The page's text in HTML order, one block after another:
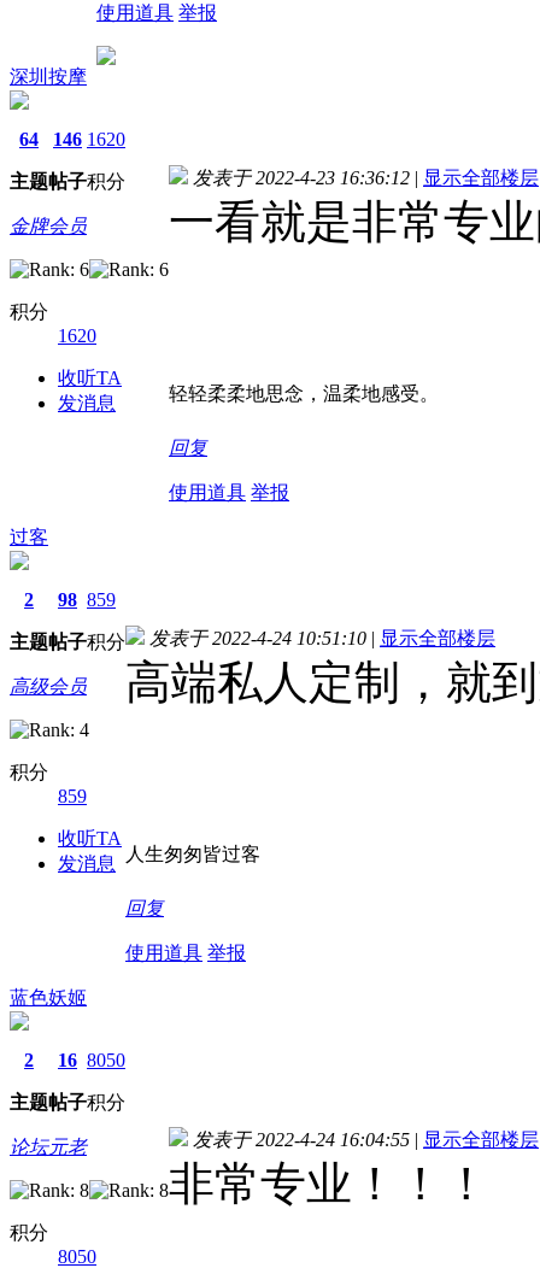
使用道具 举报
深圳按摩
64
主题
146
帖子
1620
积分
金牌会员
积分
1620
收听TA
发消息
发表于 2022-4-23 16:36:12 | 显示全部楼层
一看就是非常专
轻轻柔柔地思念，温柔地感受。
回复
使用道具 举报
过客
2
主题
98
帖子
859
积分
高级会员
积分
859
收听TA
发消息
发表于 2022-4-24 10:51:10 | 显示全部楼层
高端私人定制，就
人生匆匆皆过客
回复
使用道具 举报
蓝色妖姬
2
主题
16
帖子
8050
积分
论坛元老
积分
8050
发表于 2022-4-24 16:04:55 | 显示全部楼层
非常专业！！！